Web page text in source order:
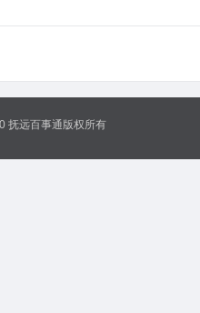
抚远百事通版权所有